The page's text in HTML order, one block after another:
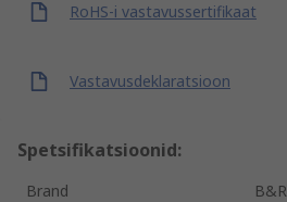
RoHS-i vastavussertifikaat
Vastavusdeklaratsioon
Spetsifikatsioonid:
Brand
B&R